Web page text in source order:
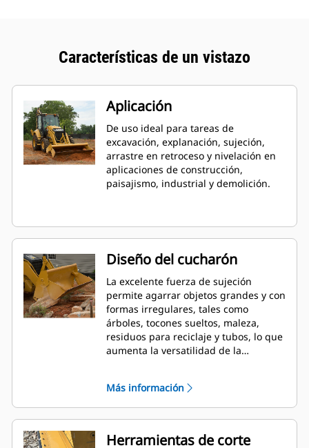
Características de un vistazo
Aplicación
De uso ideal para tareas de
excavación, explanación, sujeción,
arrastre en retroceso y nivelación en
aplicaciones de construcción,
paisajismo, industrial y demolición.
Diseño del cucharón
La excelente fuerza de sujeción
permite agarrar objetos grandes y con
formas irregulares, tales como
árboles, tocones sueltos, maleza,
residuos para reciclaje y tubos, lo que
aumenta la versatilidad de la
Más información
Herramientas de corte